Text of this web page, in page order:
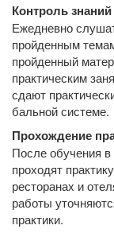
Контроль
Ежедневно
пройденным
пройденный
практическим
сдают
бальной системе.
Прохождение
После обучения
проходят
ресторанах и
работы
практики.